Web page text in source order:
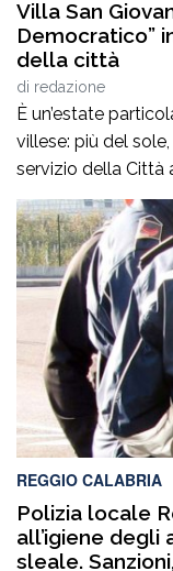
Villa San
Democratico”
della città
di redazione
È un’estate
villese: più del
servizio della Città
condiviso, fondato
politica e su un
nuovo progetto per
impegno […]
REGGIO CALABRIA
Polizia locale
all’igiene
sleale.